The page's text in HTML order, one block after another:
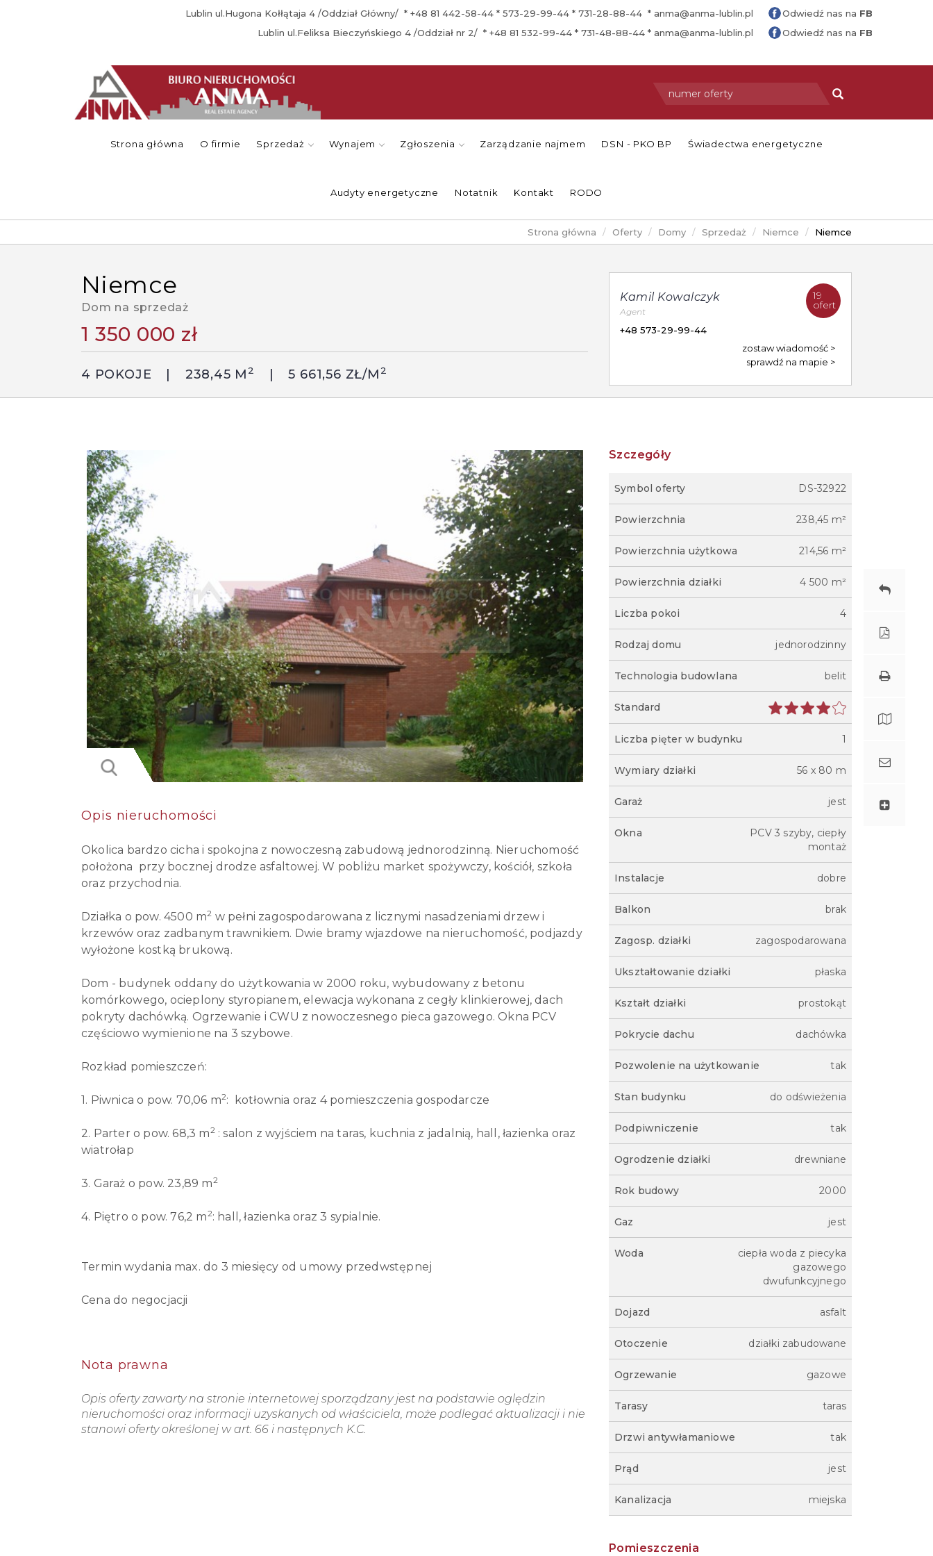
Lublin ul.Hugona Kołłątaja 4 /Oddział Główny/ * +48 81 442-58-44 * 573-29-99-44 * 731-28-88-44 * anma@anma-lublin.pl Odwiedź nas na FB
Lublin ul.Feliksa Bieczyńskiego 4 /Oddział nr 2/ * +48 81 532-99-44 * 731-48-88-44 * anma@anma-lublin.pl Odwiedź nas na FB
Strona główna O firmie Sprzedaż Wynajem Zgłoszenia Zarządzanie najmem DSN - PKO BP Świadectwa energetyczne
Audyty energetyczne Notatnik Kontakt RODO
Strona główna Oferty Domy Sprzedaż Niemce Niemce
niemce
Dom na sprzedaż
1 350 000 zł
4 POKOJE 238,45 M 2 5 661,56 ZŁ/M 2
19
ofert
Kamil Kowalczyk
Agent
+48 573-29-99-44
zostaw wiadomość
sprawdź na mapie
Opis nieruchomości
Okolica bardzo cicha i spokojna z nowoczesną zabudową jednorodzinną. Nieruchomość
położona przy bocznej drodze asfaltowej. W pobliżu market spożywczy, kościół, szkoła
oraz przychodnia.
Działka o pow. 4500 m2 w pełni zagospodarowana z licznymi nasadzeniami drzew i
krzewów oraz zadbanym trawnikiem. Dwie bramy wjazdowe na nieruchomość, podjazdy
wyłożone kostką brukową.
Dom - budynek oddany do użytkowania w 2000 roku, wybudowany z betonu
komórkowego, ocieplony styropianem, elewacja wykonana z cegły klinkierowej, dach
pokryty dachówką. Ogrzewanie i CWU z nowoczesnego pieca gazowego. Okna PCV
częściowo wymienione na 3 szybowe.
Rozkład pomieszczeń:
1. Piwnica o pow. 70,06 m2: kotłownia oraz 4 pomieszczenia gospodarcze
2. Parter o pow. 68,3 m2: salon z wyjściem na taras, kuchnia z jadalnią, hall, łazienka oraz
wiatrołap
3. Garaż o pow. 23,89 m2
4. Piętro o pow. 76,2 m2: hall, łazienka oraz 3 sypialnie.
Termin wydania max. do 3 miesięcy od umowy przedwstępnej
Cena do negocjacji
Nota prawna
Opis oferty zawarty na stronie internetowej sporządzany jest na podstawie oględzin
nieruchomości oraz informacji uzyskanych od właściciela, może podlegać aktualizacji i nie
stanowi oferty określonej w art. 66 i następnych K.C.
Szczegóły
Symbol oferty DS-32922
Powierzchnia 238,45 m²
Powierzchnia użytkowa 214,56 m²
Powierzchnia działki 4 500 m²
Liczba pokoi 4
Rodzaj domu jednorodzinny
Technologia budowlana belit
Standard
Liczba pięter w budynku 1
Wymiary działki 56 x 80 m
Garaż jest
Okna
PCV 3 szyby, ciepły
montaż
Instalacje dobre
Balkon brak
Zagosp. działki zagospodarowana
Ukształtowanie działki płaska
Kształt działki prostokąt
Pokrycie dachu dachówka
Pozwolenie na użytkowanie tak
Stan budynku do odświeżenia
Podpiwniczenie tak
Ogrodzenie działki drewniane
Rok budowy 2000
Gaz jest
Woda
ciepła woda z piecyka
gazowego
dwufunkcyjnego
Dojazd asfalt
Otoczenie działki zabudowane
Ogrzewanie gazowe
Tarasy taras
Drzwi antywłamaniowe tak
Prąd jest
Kanalizacja miejska
Pomieszczenia